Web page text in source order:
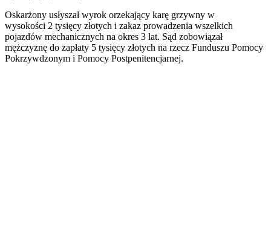
Oskarżony usłyszał wyrok orzekający karę grzywny w
wysokości 2 tysięcy złotych i zakaz prowadzenia wszelkich
pojazdów mechanicznych na okres 3 lat. Sąd zobowiązał
mężczyznę do zapłaty 5 tysięcy złotych na rzecz Funduszu Pomocy
Pokrzywdzonym i Pomocy Postpenitencjarnej.